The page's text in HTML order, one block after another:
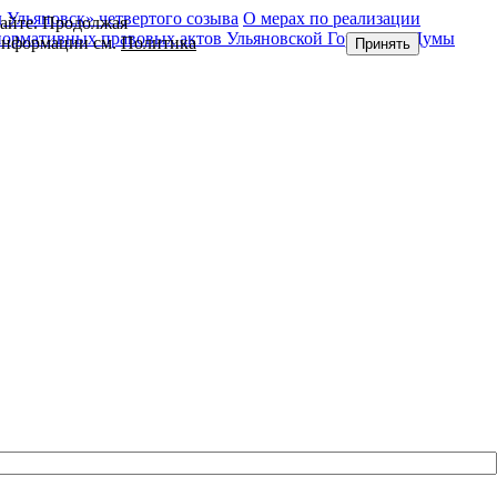
четвертого созыва О мерах по реализации
правовых актов Ульяновской Городской Думы
Продолжая
см.Политика
Принять